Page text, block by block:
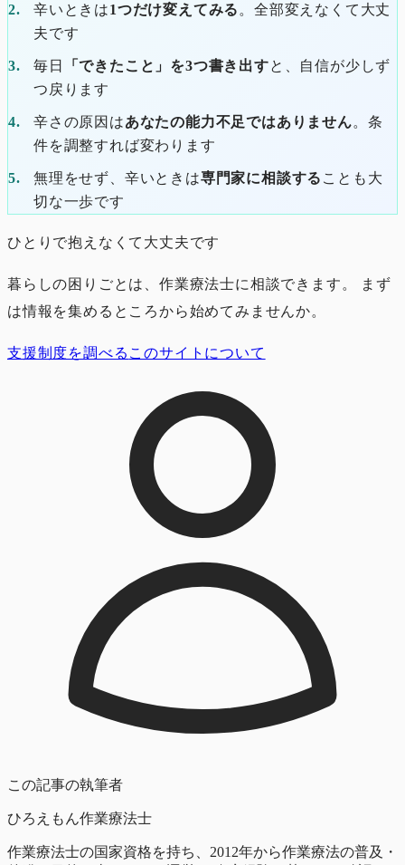
辛いときは1つだけ変えてみる 。全部変えなくて大丈
夫です
毎日 「できたこと」を3つ書き出すと、自信が少しず
つ戻ります
辛さの原因はあなたの能力不足ではありません。条
件を調整すれば変わります
無理をせず、辛いときは専門家に相談する ことも大
切な一歩です
ひとりで抱えなくて大丈夫です
暮らしの困りごとは、作業療法士に相談できます。 まず
は情報を集めるところから始めてみませんか。
支援制度を調べる このサイトについて
この記事の執筆者
ひろえもん作業療法士
作業療法士の国家資格を持ち、2012年から作業療法の普及・